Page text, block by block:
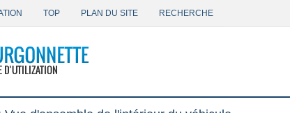
TOP PLAN DU SITE RECHERCHE